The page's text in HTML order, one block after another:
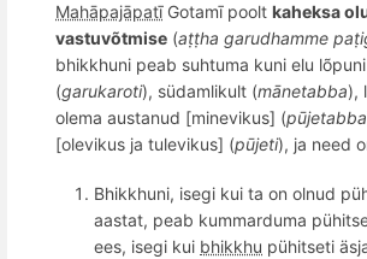
Mahāpajāpatī Gotamī poolt kaheksa
vastuvõtmise (aṭṭha garudhamme paṭ
bhikkhuni peab suhtuma kuni elu lõpuni
(garukaroti), südamlikult (mānetabba),
olema austanud [minevikus] (pūjetabba
[olevikus ja tulevikus] (pūjeti), ja need
Bhikkhuni, isegi kui ta on olnud
aastat, peab kummarduma
ees, isegi kui bhikkhu pühitseti